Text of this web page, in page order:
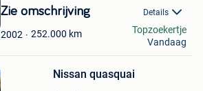
Zie omschrijving Details
2002 252.000 km
Topzoekertje
Vandaag
Nissan quasquai